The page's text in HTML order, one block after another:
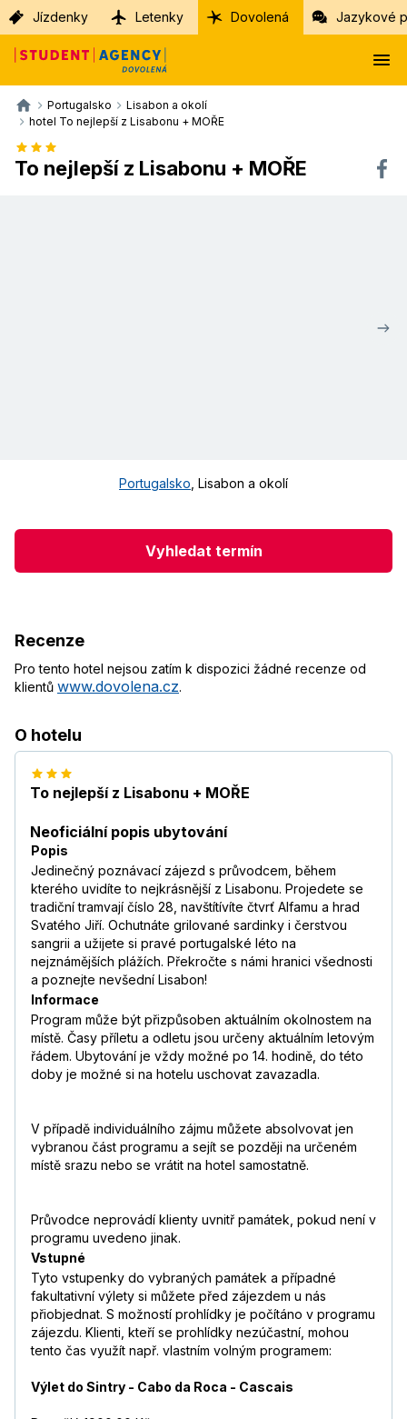
Jízdenky Letenky Dovolená Jazykové
Portugalsko
Lisabon a okolí
hotel To nejlepší z Lisabonu + MOŘE
To nejlepší z Lisabonu + MOŘE
Portugalsko Lisabon a okolí
Vyhledat termín
Recenze
Pro tento hotel nejsou zatím k dispozici žádné recenze od
klientů www.dovolena.cz.
O hotelu
To nejlepší z Lisabonu + MOŘE
Neoficiální popis ubytování
Popis
Jedinečný poznávací zájezd s průvodcem, během
kterého uvidíte to nejkrásnější z Lisabonu. Projedete se
tradiční tramvají číslo 28, navštítívíte čtvrť Alfamu a hrad
Svatého Jiří. Ochutnáte grilované sardinky i čerstvou
sangrii a užijete si pravé portugalské léto na
nejznámějších plážích. Překročte s námi hranici všednosti
a poznejte nevšední Lisabon!
Informace
Program může být přizpůsoben aktuálním okolnostem na
místě. Časy příletu a odletu jsou určeny aktuálním letovým
řádem. Ubytování je vždy možné po 14. hodině, do této
doby je možné si na hotelu uschovat zavazadla.
V případě individuálního zájmu můžete absolvovat jen
vybranou část programu a sejít se později na určeném
místě srazu nebo se vrátit na hotel samostatně.
Průvodce neprovádí klienty uvnitř památek, pokud není v
programu uvedeno jinak.
Vstupné
Tyto vstupenky do vybraných památek a případné
fakultativní výlety si můžete před zájezdem u nás
přiobjednat. S možností prohlídky je počítáno v programu
zájezdu. Klienti, kteří se prohlídky nezúčastní, mohou
tento čas využít např. vlastním volným programem:
Výlet do Sintry - Cabo da Roca - Cascais